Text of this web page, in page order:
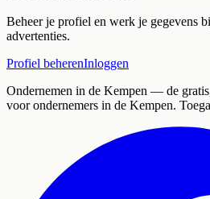
Beheer je profiel en werk je gegevens
advertenties.
Profiel beherenInloggen
Ondernemen in de Kempen — de
voor ondernemers in de Kempen.